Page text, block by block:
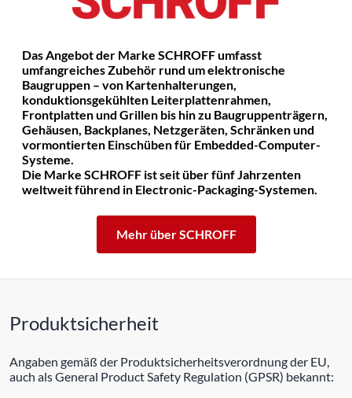
Das Angebot der Marke SCHROFF umfasst
umfangreiches Zubehör rund um elektronische
Baugruppen – von Kartenhalterungen,
konduktionsgekühlten Leiterplattenrahmen,
Frontplatten und Grillen bis hin zu Baugruppenträgern,
Gehäusen, Backplanes, Netzgeräten, Schränken und
vormontierten Einschüben für Embedded-Computer-
Systeme.
Die Marke SCHROFF ist seit über fünf Jahrzenten
weltweit führend in Electronic-Packaging-Systemen.
Mehr über SCHROFF
Produktsicherheit
Angaben gemäß der Produktsicherheitsverordnung der EU,
auch als General Product Safety Regulation (GPSR) bekannt: